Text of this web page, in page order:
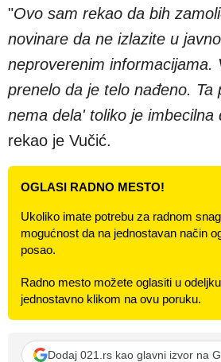
"Оvo sam rekao da bih
novinare da ne izlazite u
neproverenim informacijama.
prenelo da je telo nađeno. Ta
nema dela' toliko je imbecilna
rekao je Vučić.
OGLASI RADNO MESTO!
Ukoliko imate potrebu za radnom
mogućnost da na jednostavan način
posao.
Radno mesto možete oglasiti u
jednostavno klikom na ovu poruku.
Dodaj 021.rs kao glavni izvor na